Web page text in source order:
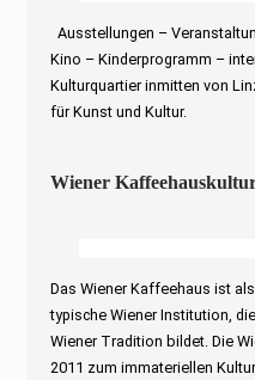
Ausstellungen –
Kino – Kinderprogramm –
Kulturquartier inmitten von
für Kunst und Kultur.
Wiener
Das Wiener Kaffeehaus ist
typische Wiener Institution,
Wiener Tradition bildet. Die
2011 zum immateriellen